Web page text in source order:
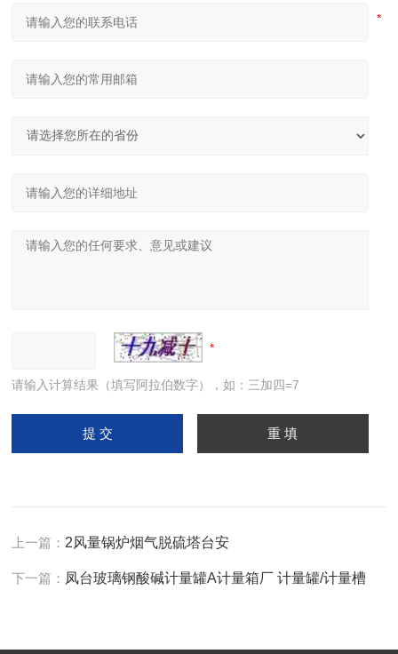
请输入计算结果（填写阿拉伯数字），如：三加四=7
上一篇： 2风量锅炉烟气脱硫塔台安
下一篇： 凤台玻璃钢酸碱计量罐A计量箱厂 计量罐/计量槽